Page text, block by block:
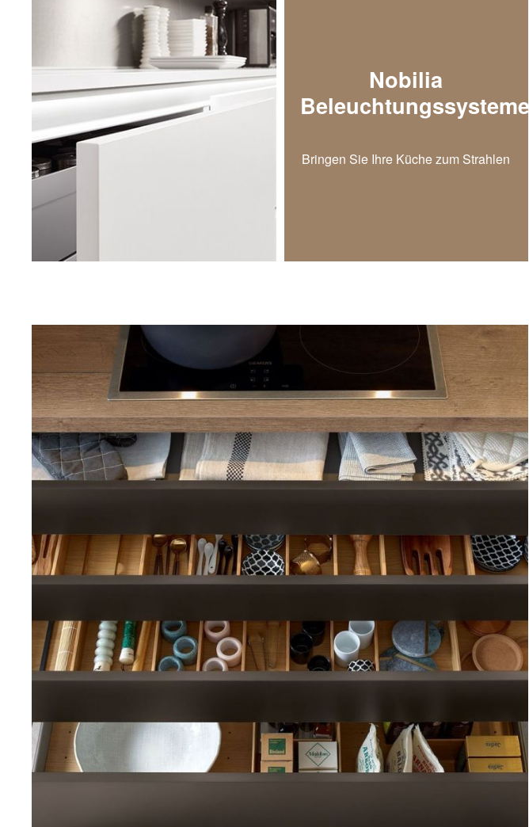
Nobilia
Beleuchtungssysteme
Bringen Sie Ihre Küche zum Strahlen